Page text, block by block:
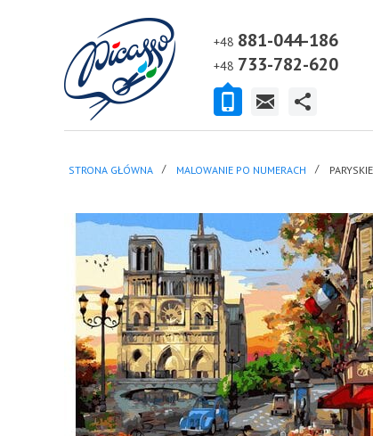
+48 881-044-186
+48 733-782-620
STRONA GŁÓWNA MALOWANIE PO NUMERACH